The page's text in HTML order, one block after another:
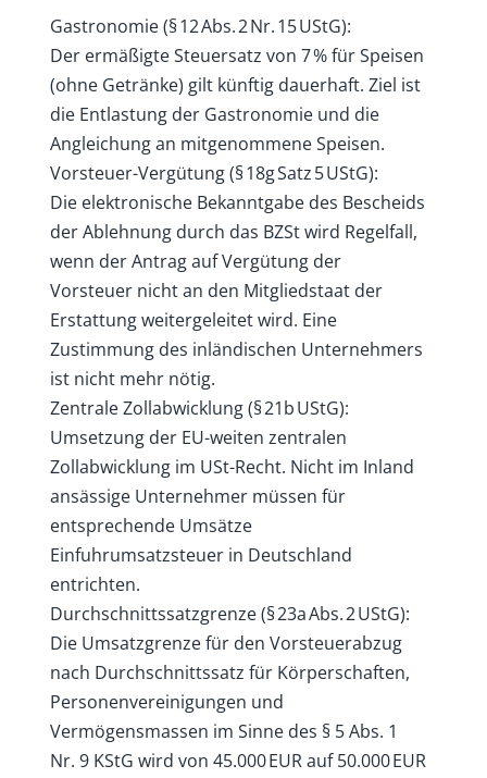
Gastronomie (§ 12 Abs. 2 Nr. 15 UStG):
Der ermäßigte Steuersatz von 7 % für Speisen
(ohne Getränke) gilt künftig dauerhaft. Ziel ist
die Entlastung der Gastronomie und die
Angleichung an mitgenommene Speisen.
Vorsteuer-Vergütung (§ 18g Satz 5 UStG):
Die elektronische Bekanntgabe des Bescheids
der Ablehnung durch das BZSt wird Regelfall,
wenn der Antrag auf Vergütung der
Vorsteuer nicht an den Mitgliedstaat der
Erstattung weitergeleitet wird. Eine
Zustimmung des inländischen Unternehmers
ist nicht mehr nötig.
Zentrale Zollabwicklung (§ 21b UStG):
Umsetzung der EU-weiten zentralen
Zollabwicklung im USt-Recht. Nicht im Inland
ansässige Unternehmer müssen für
entsprechende Umsätze
Einfuhrumsatzsteuer in Deutschland
entrichten.
Durchschnittssatzgrenze (§ 23a Abs. 2 UStG):
Die Umsatzgrenze für den Vorsteuerabzug
nach Durchschnittssatz für Körperschaften,
Personenvereinigungen und
Vermögensmassen im Sinne des § 5 Abs. 1
Nr. 9 KStG wird von 45.000 EUR auf 50.000 EUR